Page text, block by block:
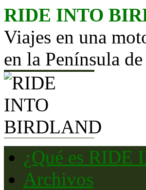
Saltar
RIDE INTO
Viajes en una
en la Península
¿Qué es
Archivos